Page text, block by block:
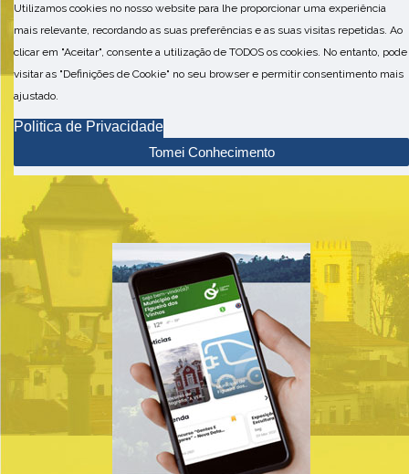
Utilizamos cookies no nosso website para lhe proporcionar uma experiência
mais relevante, recordando as suas preferências e as suas visitas repetidas. Ao
clicar em "Aceitar", consente a utilização de TODOS os cookies. No entanto, pode
visitar as "Definições de Cookie" no seu browser e permitir consentimento mais
ajustado.
Politica de Privacidade
Tomei Conhecimento